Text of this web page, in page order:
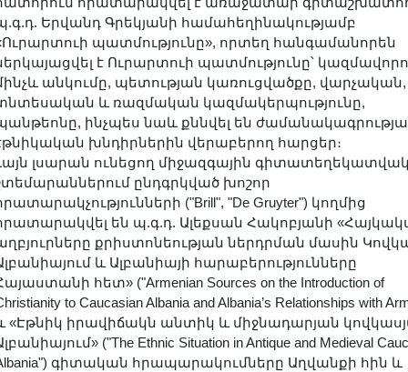
Երվանդ Գրեկյանի համահեղինակությամբ
պատմությունը», որտեղ հանգամանորեն
է Ուրարտուի պատմությունը՝
անկումը, պետության կառուցվածքը, վարչական,
և ռազմական կազմակերպությունը,
ինչպես նաև քննվել են
խնդիրներին վերաբերող հարցեր։
լսարան ունեցող միջազգային
ընդգրկված խոշոր
("Brill", "De Gruyter") կողմից
են պ.գ.դ. Ալեքսան Հակոբյանի
քրիստոնեության ներդրման մասին
և Ալբանիայի հարաբերությունները
հետ» ("Armenian Sources on the Introduction of
to Caucasian Albania and Albania’s Relationships with
«Էթնիկ իրավիճակն անտիկ և միջնադարյան
("The Ethnic Situation in Antique and Medieval
գիտական հրապարակումները Աղվանքի հին և